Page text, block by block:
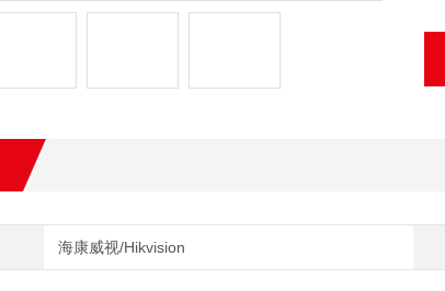
海康威视/Hikvision